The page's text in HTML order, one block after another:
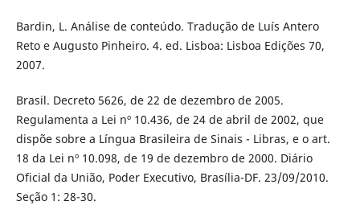
Bardin, L. Análise de conteúdo. Tradução de Luís Antero
Reto e Augusto Pinheiro. 4. ed. Lisboa: Lisboa Edições 70,
2007.
Brasil. Decreto 5626, de 22 de dezembro de 2005.
Regulamenta a Lei nº 10.436, de 24 de abril de 2002, que
dispõe sobre a Língua Brasileira de Sinais - Libras, e o art.
18 da Lei nº 10.098, de 19 de dezembro de 2000. Diário
Oficial da União, Poder Executivo, Brasília-DF. 23/09/2010.
Seção 1: 28-30.